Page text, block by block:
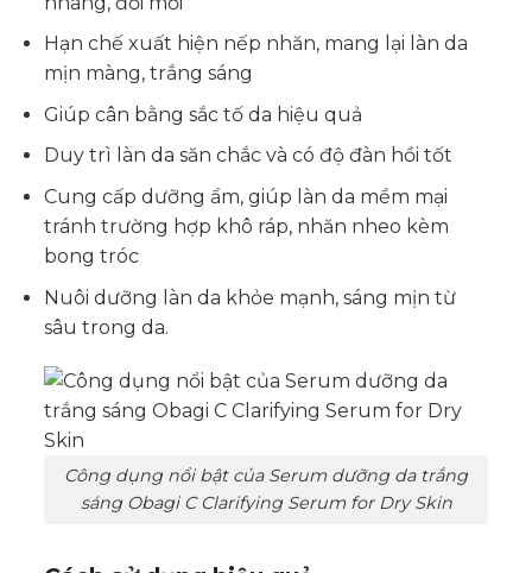
Hạn chế xuất hiện nếp nhăn, mang lại làn da
mịn màng, trắng sáng
Giúp cân bằng sắc tố da hiệu quả
Duy trì làn da săn chắc và có độ đàn hồi tốt
Cung cấp dưỡng ẩm, giúp làn da mềm mại
tránh trường hợp khô ráp, nhăn nheo kèm
bong tróc
Nuôi dưỡng làn da khỏe mạnh, sáng mịn từ
sâu trong da.
Công dụng nổi bật của Serum dưỡng da trắng
sáng Obagi C Clarifying Serum for Dry Skin